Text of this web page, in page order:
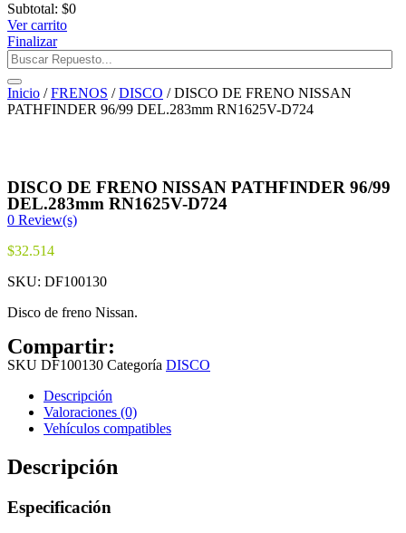
Subtotal: $0
Ver carrito
Finalizar
Inicio /FRENOS /DISCO / DISCO DE FRENO NISSAN
PATHFINDER 96/99 DEL.283mm RN1625V-D724
DISCO DE FRENO NISSAN PATHFINDER 96/99
DEL.283mm RN1625V-D724
0 Review(s)
$32.514
SKU: DF100130
Disco de freno Nissan.
Compartir:
SKU DF100130 Categoría DISCO
Descripción
Valoraciones (0)
Vehículos compatibles
Descripción
Especificación